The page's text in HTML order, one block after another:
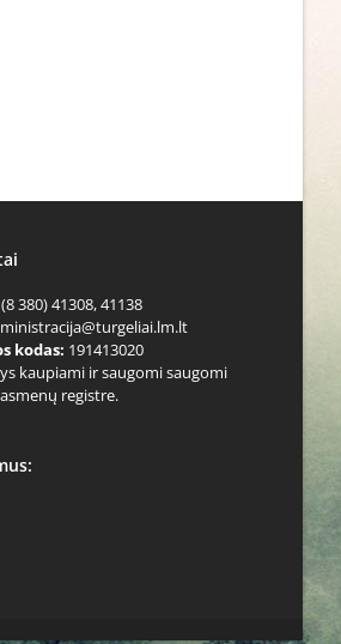
(8 380) 41308, 41138
kodas: 191413020
kaupiami ir saugomi saugomi
registre.